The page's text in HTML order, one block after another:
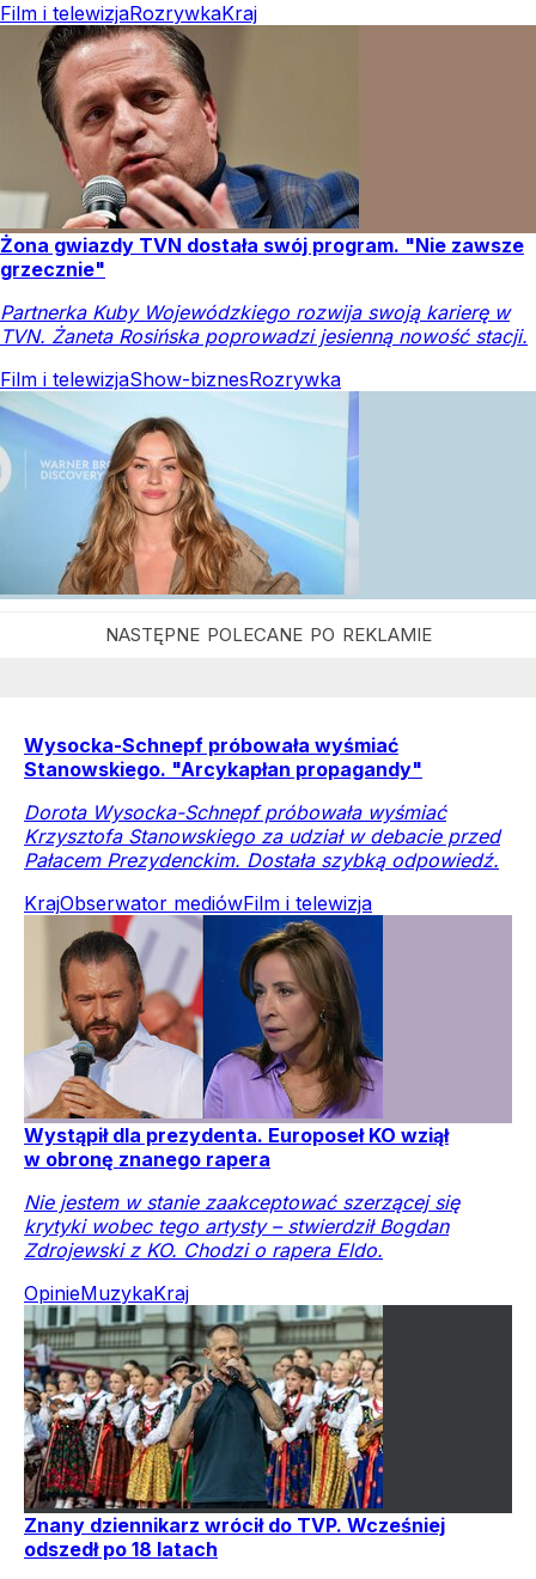
Film i telewizjaRozrywkaKraj
Żona gwiazdy TVN dostała swój program. "Nie zawsze
grzecznie"
Partnerka Kuby Wojewódzkiego rozwija swoją karierę w
TVN. Żaneta Rosińska poprowadzi jesienną nowość stacji.
Film i telewizjaShow-biznesRozrywka
Wysocka-Schnepf próbowała wyśmiać
Stanowskiego. "Arcykapłan propagandy"
Dorota Wysocka-Schnepf próbowała wyśmiać
Krzysztofa Stanowskiego za udział w debacie przed
Pałacem Prezydenckim. Dostała szybką odpowiedź.
KrajObserwator mediówFilm i telewizja
Wystąpił dla prezydenta. Europoseł KO wziął
w obronę znanego rapera
Nie jestem w stanie zaakceptować szerzącej się
krytyki wobec tego artysty – stwierdził Bogdan
Zdrojewski z KO. Chodzi o rapera Eldo.
OpinieMuzykaKraj
Znany dziennikarz wrócił do TVP. Wcześniej
odszedł po 18 latach